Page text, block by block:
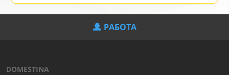
РАБОТА
DOMESTINA